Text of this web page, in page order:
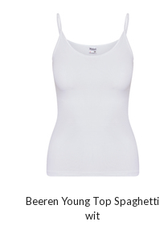
Beeren Young Top Spaghetti
wit